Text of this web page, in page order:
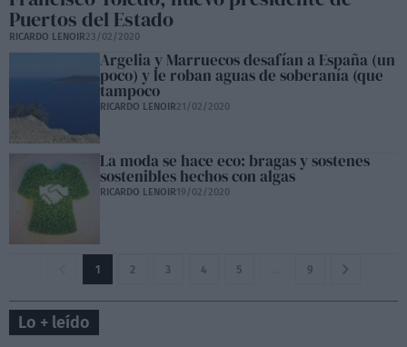
Puertos del Estado
RICARDO LENOIR23/02/2020
Argelia y Marruecos desafían a España (un
poco) y le roban aguas de soberanía (que
tampoco
RICARDO LENOIR21/02/2020
La moda se hace eco: bragas y sostenes
sostenibles hechos con algas
RICARDO LENOIR19/02/2020
1 2 3 4 5 9
Lo + leído